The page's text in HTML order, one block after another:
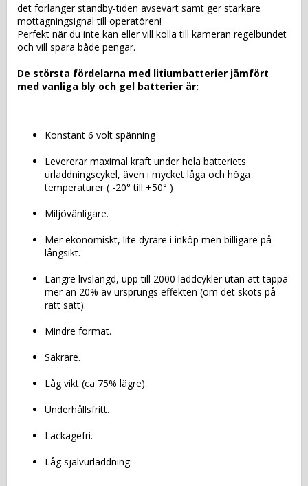
det förlänger standby-tiden avsevärt samt ger starkare
mottagningsignal till operatören!
Perfekt när du inte kan eller vill kolla till kameran regelbundet
och vill spara både pengar.
De största fördelarna med litiumbatterier jämfört
med vanliga bly och gel batterier är:
Konstant 6 volt spänning
Levererar maximal kraft under hela batteriets
urladdningscykel, även i mycket låga och höga
temperaturer ( -20° till +50° )
Miljövänligare.
Mer ekonomiskt, lite dyrare i inköp men billigare på
långsikt.
Längre livslängd, upp till 2000 laddcykler utan att tappa
mer än 20% av ursprungs effekten (om det sköts på
rätt sätt).
Mindre format.
Säkrare.
Låg vikt (ca 75% lägre).
Underhållsfritt.
Läckagefri.
Låg självurladdning.